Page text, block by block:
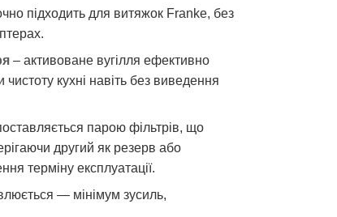
підходить для витяжок Franke, без
– активоване вугілля ефективно
чистоту кухні навіть без виведення
парою фільтрів, що
другий як резерв або
терміну експлуатації.
— мінімум зусиль,